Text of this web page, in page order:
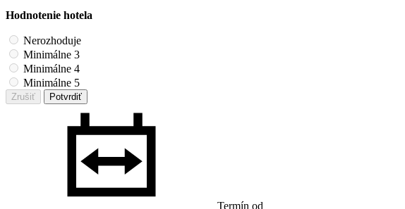
Hodnotenie hotela
Nerozhoduje
Minimálne 3
Minimálne 4
Minimálne 5
Zrušiť Potvrdiť
Termín od